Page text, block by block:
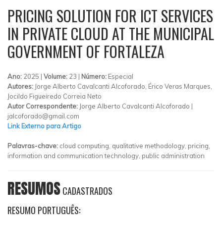
PRICING SOLUTION FOR ICT SERVICES
IN PRIVATE CLOUD AT THE MUNICIPAL
GOVERNMENT OF FORTALEZA
Ano: 2025 | Volume: 23 | Número: Especial
Autores: Jorge Alberto Cavalcanti Alcoforado, Érico Veras Marques,
Jocildo Figueiredo Correia Neto
Autor Correspondente: Jorge Alberto Cavalcanti Alcoforado |
jalcoforado@gmail.com
Link Externo para Artigo
Palavras-chave: cloud computing, qualitative methodology, pricing,
information and communication technology, public administration
RESUMOSCADASTRADOS
RESUMO PORTUGUÊS: